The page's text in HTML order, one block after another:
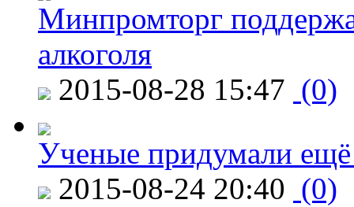
Минпромторг
алкоголя
2015-08-28 15:47 (0)
Ученые придумали ещё
2015-08-24 20:40 (0)